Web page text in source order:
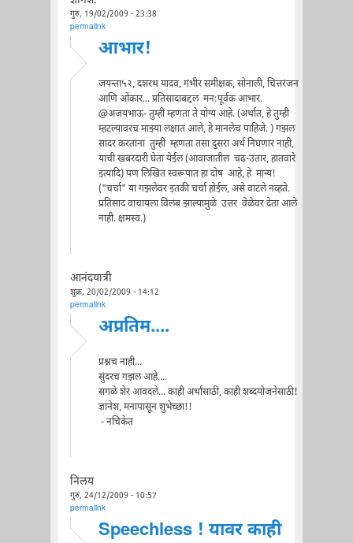
गुरु, 19/02/2009 - 23:38
permalink
आभार!
जयन्ता५२, दशरथ यादव, गंभीर समीक्षक, सोनाली, चित्तरंजन
आणि ओंकार... प्रतिसादाबद्दल मन:पूर्वक आभार.
@अजयभाऊ- तुम्ही म्हणता ते योग्य आहे. (अर्थात, हे तुम्ही
म्हटल्यावरच माझ्या लक्षात आले, हे मानलेच पाहिजे. ) गझल
सादर करतांना तुम्ही म्हणता तसा दुसरा अर्थ निघणार नाही,
याची खबरदारी घेता येईल (आवाजातील चढ-उतार, हातवारे
इत्यादि) पण लिखित स्वरूपात हा दोष आहे, हे मान्य!
("चर्चा" या गझलेवर इतकी चर्चा होईल, असे वाटले नव्हते.
प्रतिसाद वाचायला विलंब झाल्यामुळे उत्तर वेळेवर देता आले
नाही. क्षमस्व.)
आनंदयात्री
शुक्र, 20/02/2009 - 14:12
permalink
अप्रतिम....
प्रश्नच नाही...
सुंदरच गझल आहे....
सगळे शेर आवदले... काही अर्थांसाठी, काही शब्दयोजनेसाठी!
ज्ञानेश, मनापासून शुभेच्छा!!
- नचिकेत
निलय
गुरु, 24/12/2009 - 10:57
permalink
Speechless ! यावर काही